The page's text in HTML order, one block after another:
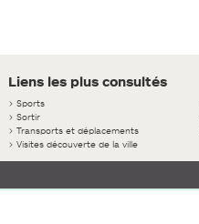
Liens les plus consultés
> Sports
> Sortir
> Transports et déplacements
> Visites découverte de la ville